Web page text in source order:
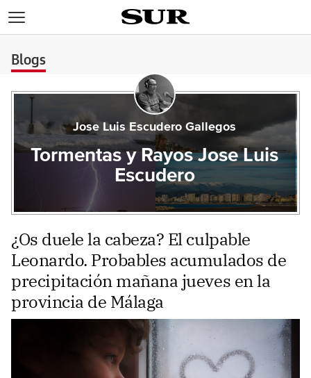
Blogs
Jose Luis Escudero Gallegos
Tormentas y Rayos Jose Luis
Escudero
¿Os duele la cabeza? El culpable
Leonardo. Probables acumulados de
precipitación mañana jueves en la
provincia de Málaga